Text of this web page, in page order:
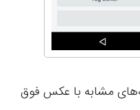
مشابه با عکس فوق